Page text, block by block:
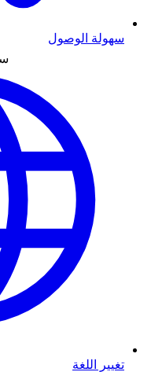
سهولة الوصول
تغيير اللغة